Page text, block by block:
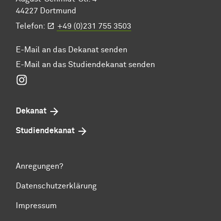
44227 Dortmund
Telefon:
+49 (0)231 755 3503
E-Mail an das Dekanat senden
E-Mail an das Studiendekanat senden
Dekanat
Studiendekanat
Anregungen?
Datenschutzerklärung
Impressum